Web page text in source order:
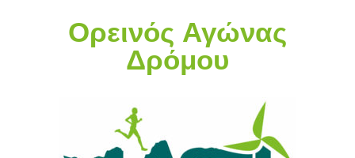
Ορεινός Αγώνας
Δρόμου